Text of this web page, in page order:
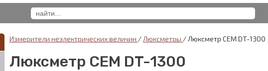
Измерители неэлектрических величин / Люксметры / Люксметр CEM DT-1300
Люксметр CEM DT-1300